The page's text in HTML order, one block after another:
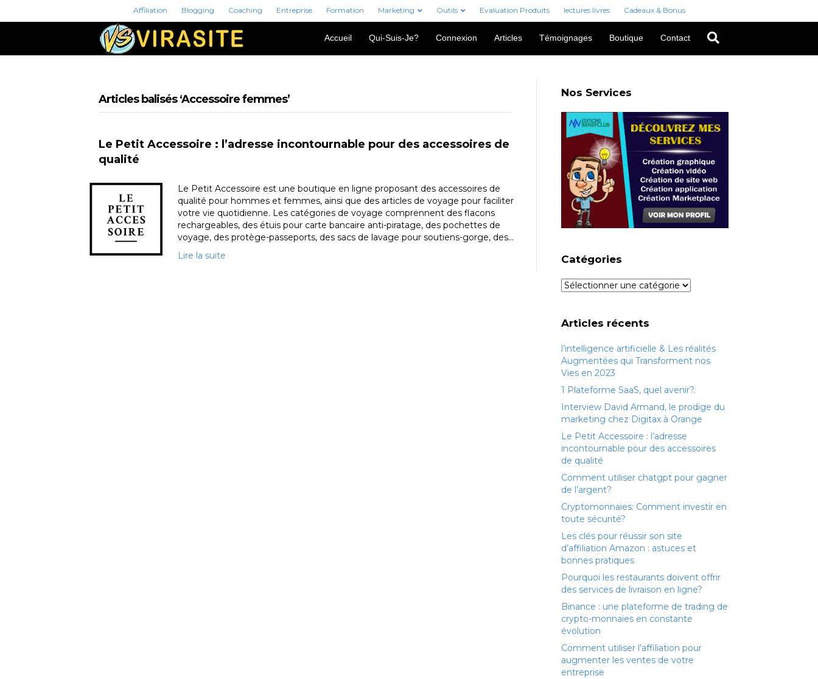
Affiliation Blogging Coaching Entreprise Formation Marketing Outils Evaluation Produits lectures livres Cadeaux & Bonus
Accueil Qui-Suis-Je? Connexion Articles Témoignages Boutique Contact
Articles balisés ‘Accessoire femmes’
Le Petit Accessoire : l’adresse incontournable pour des accessoires de
qualité
Le Petit Accessoire est une boutique en ligne proposant des accessoires de
qualité pour hommes et femmes, ainsi que des articles de voyage pour faciliter
votre vie quotidienne. Les catégories de voyage comprennent des flacons
rechargeables, des étuis pour carte bancaire anti-piratage, des pochettes de
voyage, des protège-passeports, des sacs de lavage pour soutiens-gorge, des…
Lire la suite
Nos Services
Catégories
Catégories
Articles récents
l’intelligence artificielle & Les réalités
Augmentées qui Transforment nos
Vies en 2023
1 Plateforme SaaS, quel avenir?.
Interview David Armand, le prodige du
marketing chez Digitax à Orange
Le Petit Accessoire : l’adresse
incontournable pour des accessoires
de qualité
Comment utiliser chatgpt pour gagner
de l’argent?
Cryptomonnaies: Comment investir en
toute sécurité?
Les clés pour réussir son site
d’affiliation Amazon : astuces et
bonnes pratiques
Pourquoi les restaurants doivent offrir
des services de livraison en ligne?
Binance : une plateforme de trading de
crypto-monnaies en constante
évolution
Comment utiliser l’affiliation pour
augmenter les ventes de votre
entreprise